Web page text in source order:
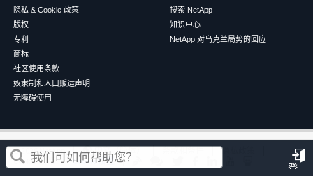
登
这篇文章对您有帮助吗？
隐私 & Cookie 政策
版权
专利
商标
社区使用条款
奴隶制和人口贩运声明
无障碍使用
搜索 NetApp
知识中心
NetApp 对乌克兰局势的回应
©2026NetApp 中文（简体） 条款和条件
隐私政策
Cookie 政策
Cookie 设置